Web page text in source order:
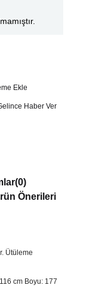
Ekle
Haber Ver
(0)
Önerileri
Ütüleme
cm Boyu: 177